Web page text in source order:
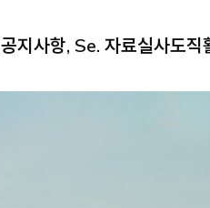
공지사항, Se. 자료실사도직